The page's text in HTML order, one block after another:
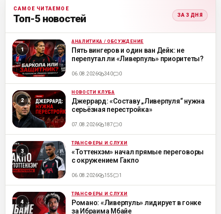
САМОЕ ЧИТАЕМОЕ
Топ-5 новостей ЗА 3 ДНЯ
ML АНАЛИТИКА / ОБСУЖДЕНИЕ
Пять вингеров и один ван Дейк: не
перепутал ли «Ливерпуль» приоритеты?
06.08.2026 340 0
ML НОВОСТИ КЛУБА
Джеррард: «Составу „Ливерпуля“ нужна
серьёзная перестройка»
07.08.2026 187 0
ML ТРАНСФЕРЫ И СЛУХИ
«Тоттенхэм» начал прямые переговоры
с окружением Гакпо
06.08.2026 155 1
ML ТРАНСФЕРЫ И СЛУХИ
Романо: «Ливерпуль» лидирует в гонке
за Ибраима Мбайе